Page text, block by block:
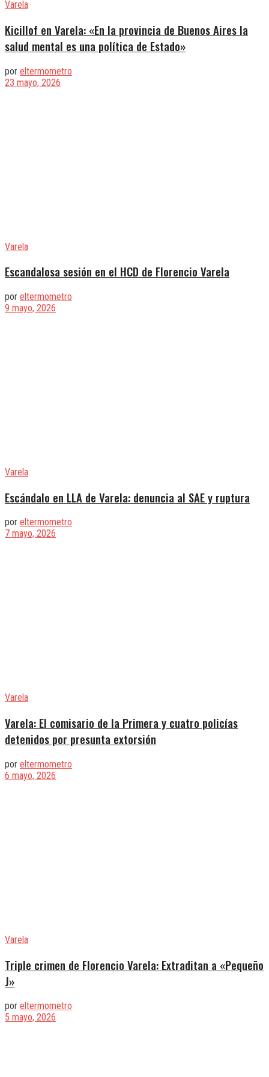
Varela
Kicillof en Varela: «En la provincia de Buenos Aires la
salud mental es una política de Estado»
por eltermometro
23 mayo, 2026
Varela
Escandalosa sesión en el HCD de Florencio Varela
por eltermometro
9 mayo, 2026
Varela
Escándalo en LLA de Varela: denuncia al SAE y ruptura
por eltermometro
7 mayo, 2026
Varela
Varela: El comisario de la Primera y cuatro policías
detenidos por presunta extorsión
por eltermometro
6 mayo, 2026
Varela
Triple crimen de Florencio Varela: Extraditan a «Pequeño
J»
por eltermometro
5 mayo, 2026